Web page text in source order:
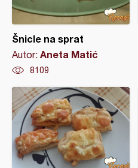
Šnicle na sprat
Autor: Aneta Matić
8109